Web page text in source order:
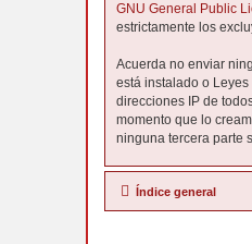
GNU General Public
estrictamente los
Acuerda no enviar
está instalado o
direcciones IP de
momento que lo
ninguna tercera parte
Índice general